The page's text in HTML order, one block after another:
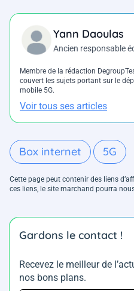
Yann Daoulas
Ancien responsable
Membre de la rédaction
couvert les sujets portant sur le
mobile 5G.
Voir tous ses articles
Box internet 5G
Cette page peut contenir des liens
ces liens, le site marchand pourra
Gardons le contact !
Recevez le meilleur de
nos bons plans.